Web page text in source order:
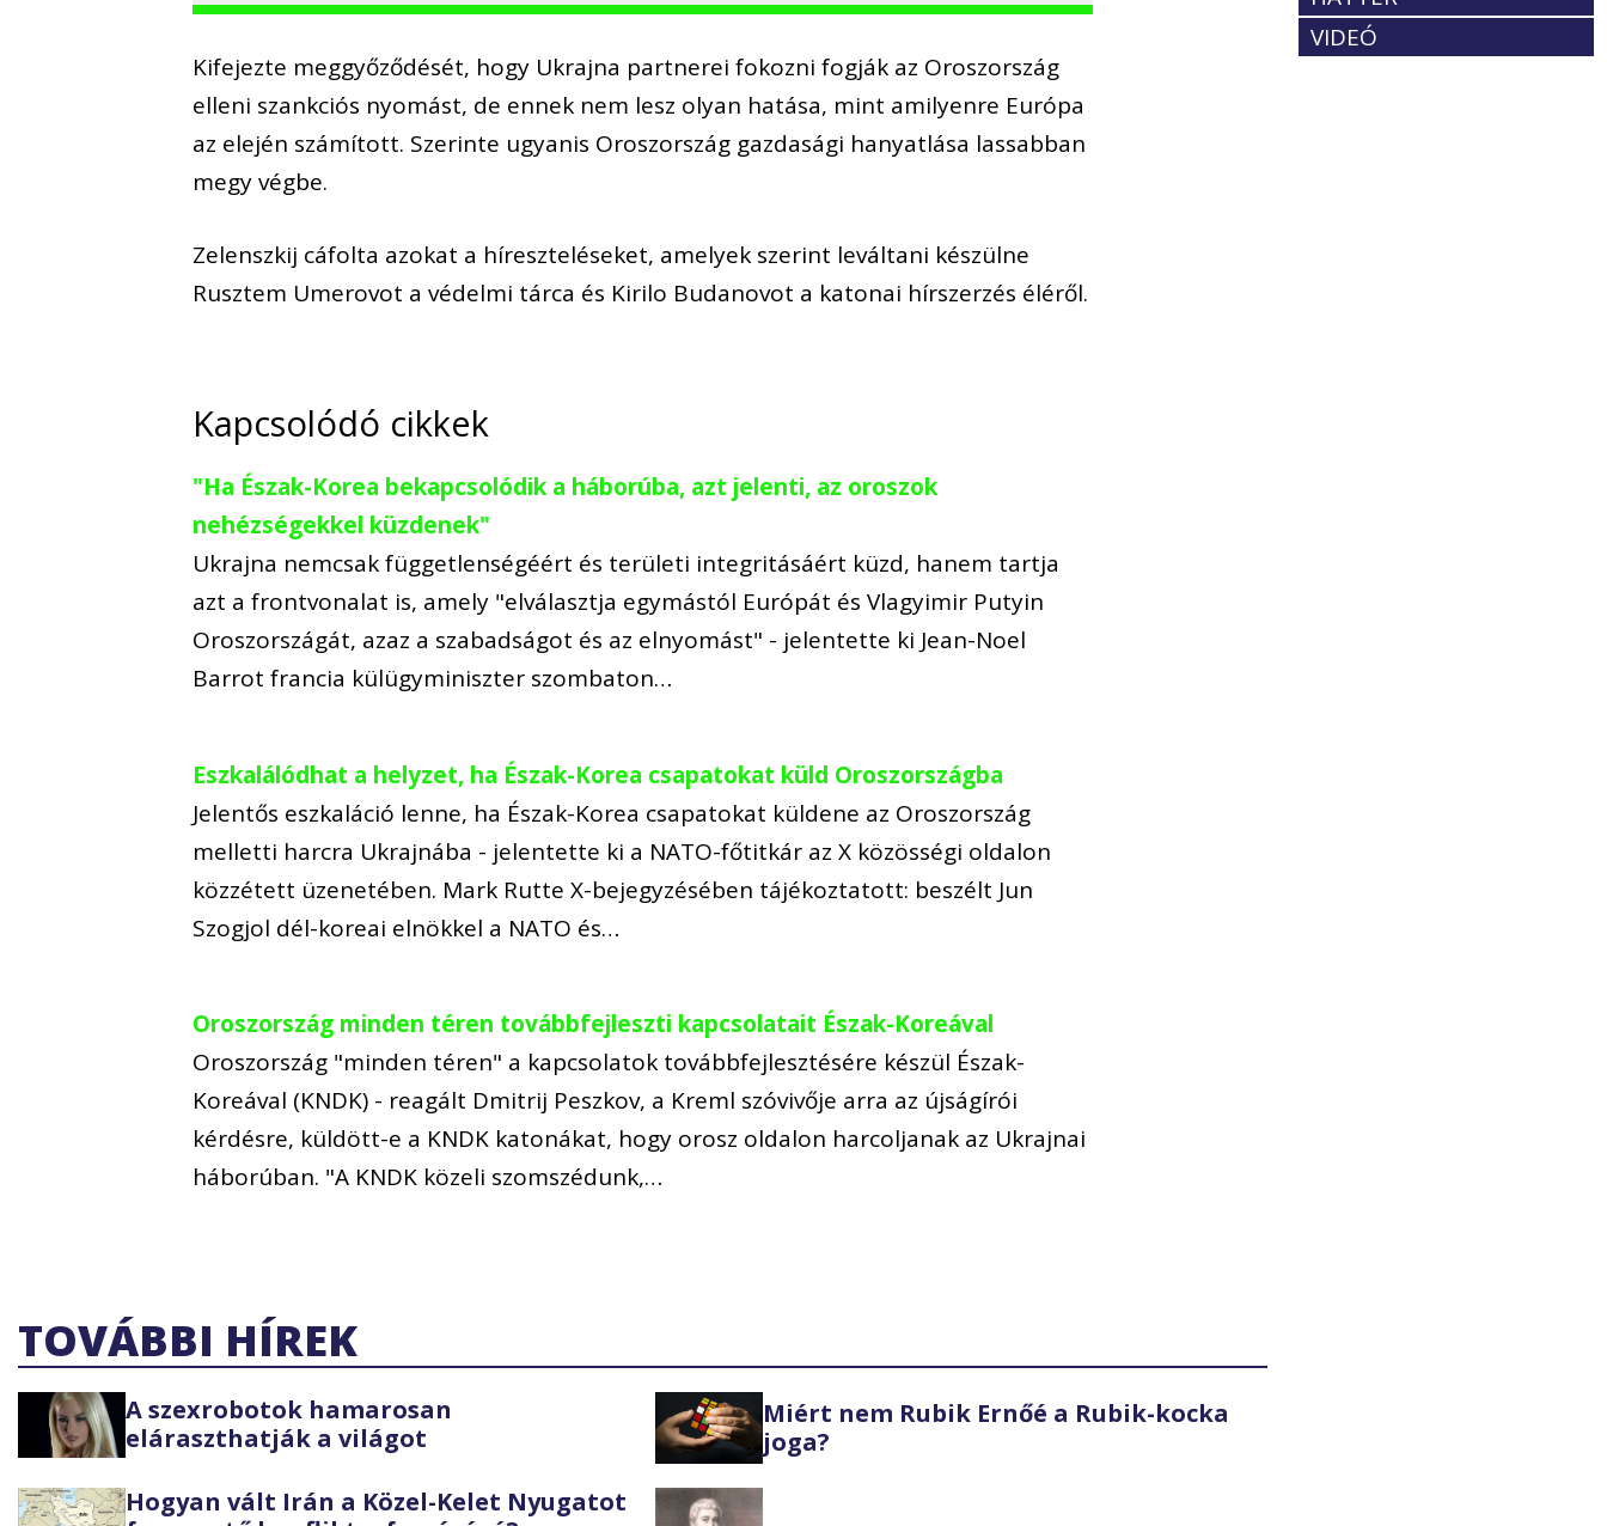
Kifejezte meggyőződését, hogy Ukrajna partnerei fokozni fogják az Oroszország
elleni szankciós nyomást, de ennek nem lesz olyan hatása, mint amilyenre Európa
az elején számított. Szerinte ugyanis Oroszország gazdasági hanyatlása lassabban
megy végbe.
Zelenszkij cáfolta azokat a híreszteléseket, amelyek szerint leváltani készülne
Rusztem Umerovot a védelmi tárca és Kirilo Budanovot a katonai hírszerzés éléről.
Kapcsolódó cikkek
"Ha Észak-Korea bekapcsolódik a háborúba, azt jelenti, az oroszok
nehézségekkel küzdenek"
Ukrajna nemcsak függetlenségéért és területi integritásáért küzd, hanem tartja
azt a frontvonalat is, amely "elválasztja egymástól Európát és Vlagyimir Putyin
Oroszországát, azaz a szabadságot és az elnyomást" - jelentette ki Jean-Noel
Barrot francia külügyminiszter szombaton…
Eszkalálódhat a helyzet, ha Észak-Korea csapatokat küld Oroszországba
Jelentős eszkaláció lenne, ha Észak-Korea csapatokat küldene az Oroszország
melletti harcra Ukrajnába - jelentette ki a NATO-főtitkár az X közösségi oldalon
közzétett üzenetében. Mark Rutte X-bejegyzésében tájékoztatott: beszélt Jun
Szogjol dél-koreai elnökkel a NATO és…
Oroszország minden téren továbbfejleszti kapcsolatait Észak-Koreával
Oroszország "minden téren" a kapcsolatok továbbfejlesztésére készül Észak-
Koreával (KNDK) - reagált Dmitrij Peszkov, a Kreml szóvivője arra az újságírói
kérdésre, küldött-e a KNDK katonákat, hogy orosz oldalon harcoljanak az Ukrajnai
háborúban. "A KNDK közeli szomszédunk,…
TOVÁBBI HÍREK
A szexrobotok hamarosan
eláraszthatják a világot
Miért nem Rubik Ernőé a Rubik-kocka
joga?
Hogyan vált Irán a Közel-Kelet Nyugatot
VIDEÓ